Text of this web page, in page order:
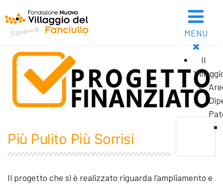
MENU
Il
Più Pulito Più Sorrisi
Il progetto che si è realizzato riguarda l’ampliamento e